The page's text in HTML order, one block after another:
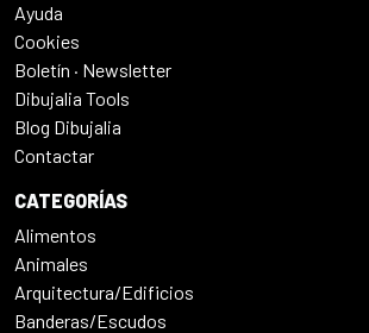
Ayuda
Cookies
Boletín · Newsletter
Dibujalia Tools
Blog Dibujalia
Contactar
CATEGORÍAS
Alimentos
Animales
Arquitectura/Edificios
Banderas/Escudos